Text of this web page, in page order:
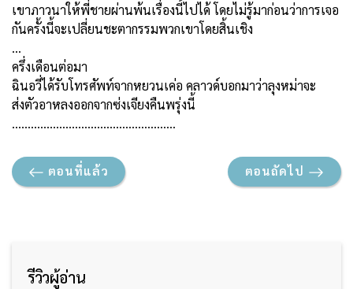
เขาภาวนาให้พี่ชายผ่านพ้นเรื่องนี้ไปได้ โดยไม่รู้มาก่อนว่าการเจอ
กันครั้งนี้จะเปลี่ยนชะตากรรมพวกเขาโดยสิ้นเชิง
…
ครึ่งเดือนต่อมา
ฉินอวี่ได้รับโทรศัพท์จากหยวนเค่อ คลาวด์บอกมาว่าลุงหม่าจะ
ส่งตัวอาหลงออกจากซ่งเจียงคืนพรุ่งนี้
…………………………………………….
ตอนที่แล้ว ตอนถัดไป
รีวิวผู้อ่าน